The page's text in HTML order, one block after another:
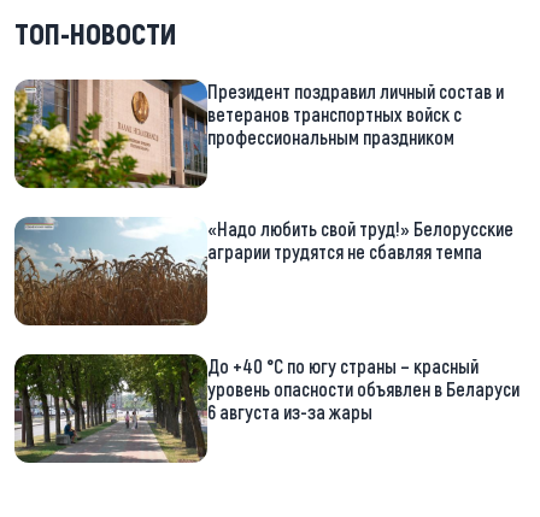
ТОП-НОВОСТИ
Президент поздравил личный состав и
ветеранов транспортных войск с
профессиональным праздником
«Надо любить свой труд!» Белорусские
аграрии трудятся не сбавляя темпа
До +40 °С по югу страны – красный
уровень опасности объявлен в Беларуси
6 августа из-за жары